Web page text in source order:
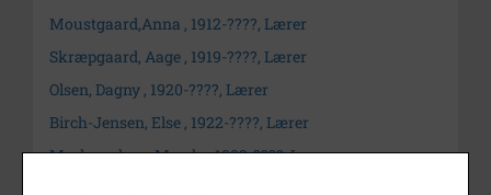
Moustgaard,Anna , 1912-????, Lærer
Skræpgaard, Aage , 1919-????, Lærer
Olsen, Dagny , 1920-????, Lærer
Birch-Jensen, Else , 1922-????, Lærer
Markvardsen, Magda , 1903-????, Lærer